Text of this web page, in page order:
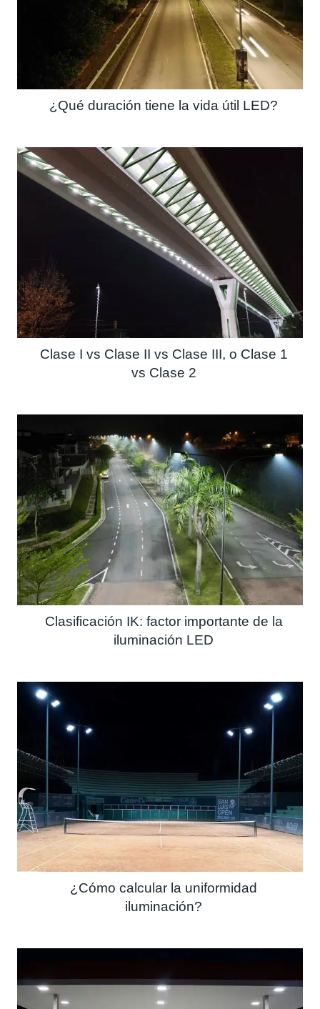
¿Qué duración tiene la vida útil LED?
Clase I vs Clase II vs Clase III, o Clase 1
vs Clase 2
Clasificación IK: factor importante de la
iluminación LED
¿Cómo calcular la uniformidad
iluminación?